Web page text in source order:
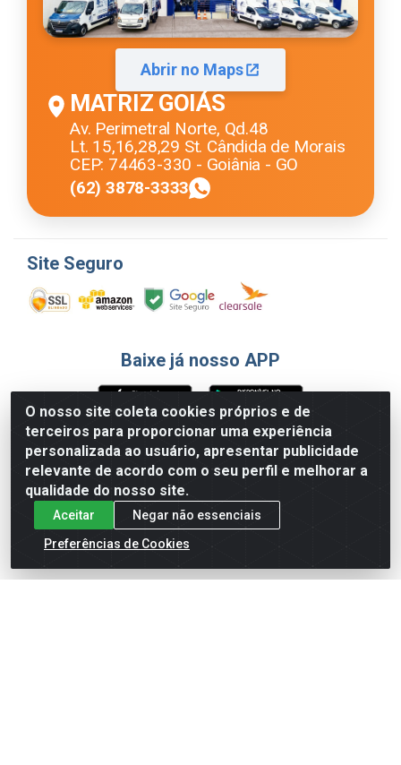
O nosso site coleta cookies próprios e de
terceiros para proporcionar uma experiência
personalizada ao usuário, apresentar publicidade
relevante de acordo com o seu perfil e melhorar a
qualidade do nosso site.
Aceitar
Negar não essenciais
Preferências de Cookies
Abrir no Maps
MATRIZ GOIÁS
Av. Perimetral Norte, Qd.48
Lt. 15,16,28,29 St. Cândida de Morais
CEP: 74463-330 - Goiânia - GO
(62) 3878-3333
Site Seguro
Baixe já nosso APP
Formas de Pagamento